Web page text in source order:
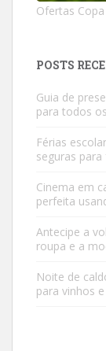
Ofertas
POSTS
Guia de
para todos
Férias
seguras
Cinema em
perfeita
Antecipe a
roupa e a
Noite de
para vinhos